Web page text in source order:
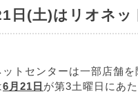
日(土)はリオネッ
ットセンターは一部店舗を
6月21日 が第3土曜日にあ